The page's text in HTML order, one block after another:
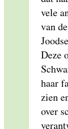
vele
van
Deze
haar
zien
over